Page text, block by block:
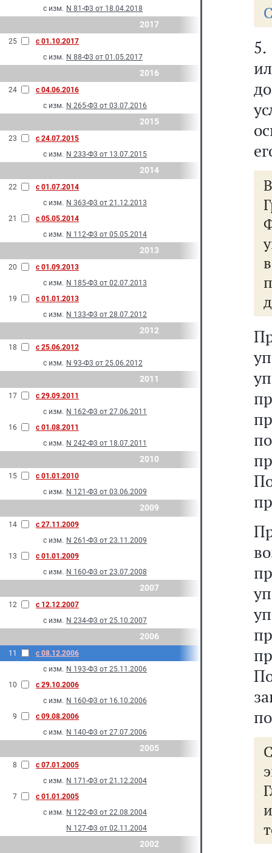
с изм. N 81-Ф3 от 18.04.2018
2017
25
с 01.10.2017
с изм. N 88-Ф3 от 01.05.2017
2016
24
с 04.06.2016
с изм. N 265-Ф3 от 03.07.2016
2015
23
с 24.07.2015
с изм. N 233-Ф3 от 13.07.2015
2014
22
с 01.07.2014
с изм. N 363-Ф3 от 21.12.2013
21
с 05.05.2014
с изм. N 112-Ф3 от 05.05.2014
2013
20
с 01.09.2013
с изм. N 185-Ф3 от 02.07.2013
19
с 01.01.2013
с изм. N 133-Ф3 от 28.07.2012
2012
18
с 25.06.2012
с изм. N 93-Ф3 от 25.06.2012
2011
17
с 29.09.2011
с изм. N 162-Ф3 от 27.06.2011
16
с 01.08.2011
с изм. N 242-Ф3 от 18.07.2011
2010
15
с 01.01.2010
с изм. N 121-Ф3 от 03.06.2009
2009
14
с 27.11.2009
с изм. N 261-Ф3 от 23.11.2009
13
с 01.01.2009
с изм. N 160-Ф3 от 23.07.2008
2007
12
с 12.12.2007
с изм. N 234-Ф3 от 25.10.2007
2006
11
с 08.12.2006
с изм. N 193-Ф3 от 25.11.2006
10
с 29.10.2006
с изм. N 160-Ф3 от 16.10.2006
9
с 09.08.2006
с изм. N 140-Ф3 от 27.07.2006
2005
8
с 07.01.2005
с изм. N 171-Ф3 от 21.12.2004
7
с 01.01.2005
с изм. N 122-Ф3 от 22.08.2004
N 127-Ф3 от 02.11.2004
2002
5.